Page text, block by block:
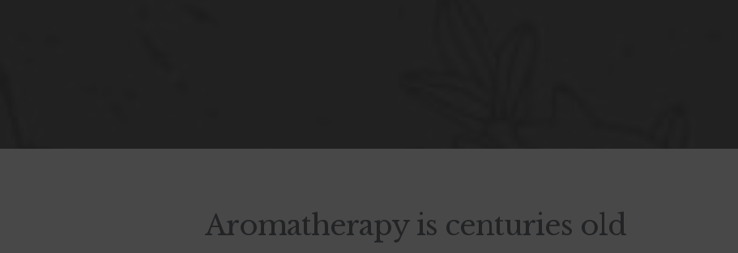
Aromatherapy is centuries old